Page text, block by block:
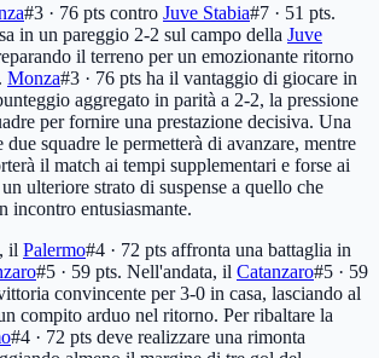
#3 · 76 pts contro Juve Stabia#7 · 51 pts.
in un pareggio 2-2 sul campo della Juve
il terreno per un emozionante ritorno
Monza#3 · 76 pts ha il vantaggio di giocare in
aggregato in parità a 2-2, la pressione
per fornire una prestazione decisiva. Una
squadre le permetterà di avanzare, mentre
il match ai tempi supplementari e forse ai
ulteriore strato di suspense a quello che
incontro entusiasmante.
il Palermo#4 · 72 pts affronta una battaglia in
#5 · 59 pts. Nell'andata, il Catanzaro#5 · 59
convincente per 3-0 in casa, lasciando al
compito arduo nel ritorno. Per ribaltare la
#4 · 72 pts deve realizzare una rimonta